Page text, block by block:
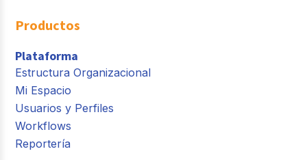
Productos
Plataforma
Estructura Organizacional
Mi Espacio
Usuarios y Perfiles
Workflows
Reportería